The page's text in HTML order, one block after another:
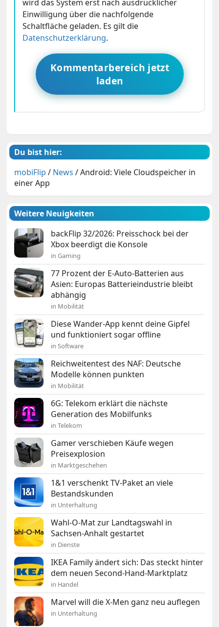
wird das System erst nach ausdrücklicher
Einwilligung über die nachfolgende
Schaltfläche geladen. Es gilt die
Datenschutzerklärung.
Kommentarbereich jetzt
laden
Du bist hier:
mobiFlip / News /Android: Viele Cloudspeicher in
einer App
Weitere Neuigkeiten
backFlip 32/2026: Preisschock bei der
Xbox beerdigt die Konsole
in Gaming
77 Prozent der E-Auto-Batterien aus
Asien: Europas Batterieindustrie bleibt
abhängig
in Mobilität
Diese Wander-App kennt deine Gipfel
und funktioniert sogar offline
in Software
Reichweitentest des NAF: Deutsche
Modelle können punkten
in Mobilität
6G: Telekom erklärt die nächste
Generation des Mobilfunks
in Telekom
Gamer verschieben Käufe wegen
Preisexplosion
in Marktgeschehen
1&1 verschenkt TV-Paket an viele
Bestandskunden
in Unterhaltung
Wahl-O-Mat zur Landtagswahl in
Sachsen-Anhalt gestartet
in Dienste
IKEA Family ändert sich: Das steckt hinter
dem neuen Second-Hand-Marktplatz
in Handel
Marvel will die X-Men ganz neu auflegen
in Unterhaltung